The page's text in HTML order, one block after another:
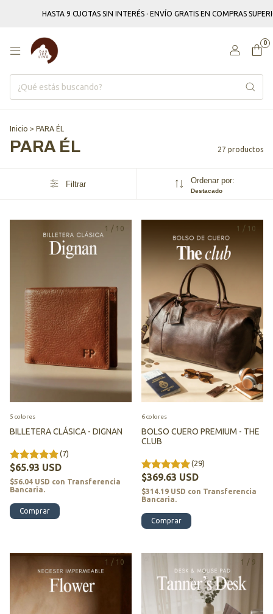
9 CUOTAS SIN INTERÉS · ENVÍO GRATIS EN COMPRAS SUPERIORES A
0
Inicio > PARA ÉL
PARA ÉL 27 productos
Filtrar Ordenar por:
Destacado
1 / 10
BILLETERA CLÁSICA - DIGNAN
(7)
$65.93 USD
$56.04 USD con Transferencia
Bancaria.
5 colores
Comprar
1 / 10
BOLSO CUERO PREMIUM - THE
CLUB
(29)
$369.63 USD
$314.19 USD con Transferencia
Bancaria.
6 colores
Comprar
1 / 10 1 / 9